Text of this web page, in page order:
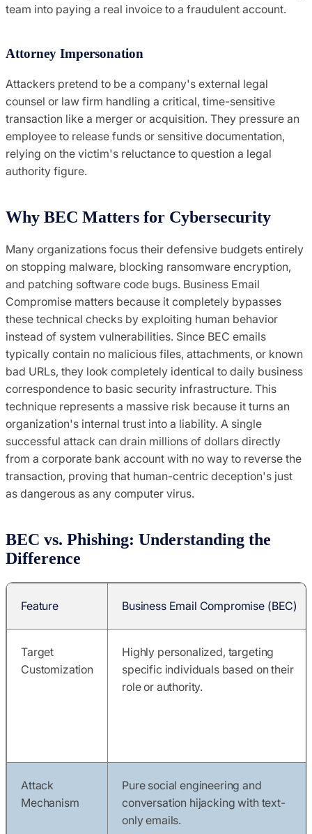
team into paying a real invoice to a fraudulent account.
Attorney Impersonation
Attackers pretend to be a company's external legal
counsel or law firm handling a critical, time-sensitive
transaction like a merger or acquisition. They pressure an
employee to release funds or sensitive documentation,
relying on the victim's reluctance to question a legal
authority figure.
Why BEC Matters for Cybersecurity
Many organizations focus their defensive budgets entirely
on stopping malware, blocking ransomware encryption,
and patching software code bugs. Business Email
Compromise matters because it completely bypasses
these technical checks by exploiting human behavior
instead of system vulnerabilities. Since BEC emails
typically contain no malicious files, attachments, or known
bad URLs, they look completely identical to daily business
correspondence to basic security infrastructure. This
technique represents a massive risk because it turns an
organization's internal trust into a liability. A single
successful attack can drain millions of dollars directly
from a corporate bank account with no way to reverse the
transaction, proving that human-centric deception's just
as dangerous as any computer virus.
BEC vs. Phishing: Understanding the
Difference
Feature Business Email Compromise (BEC)
Target
Customization
Highly personalized, targeting
specific individuals based on their
role or authority.
Attack
Mechanism
Pure social engineering and
conversation hijacking with text-
only emails.